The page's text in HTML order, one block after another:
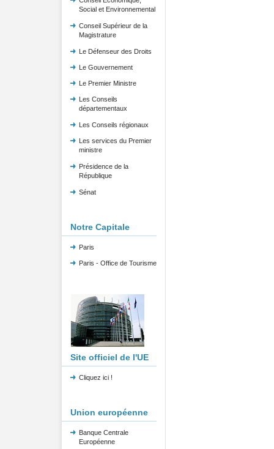
Social et Environnemental
Conseil Supérieur de la
Magistrature
Le Défenseur des Droits
Le Gouvernement
Le Premier Ministre
Les Conseils
départementaux
Les Conseils régionaux
Les services du Premier
ministre
Présidence de la
République
Sénat
Notre Capitale
Paris
Paris - Office de Tourisme
Site officiel de l'UE
Cliquez ici !
Union européenne
Banque Centrale
Européenne